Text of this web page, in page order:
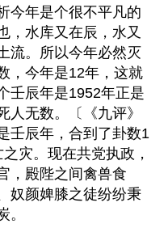
今年是个很不平凡的
，水库又在辰，水又
流。所以今年必然灭
，今年是12年，这就
壬辰年是1952年正是
人无数。〔《九评》
壬辰年，合到了卦数1
灾。现在共党执政，
，殿陛之间禽兽食
奴颜婢膝之徒纷纷秉
。